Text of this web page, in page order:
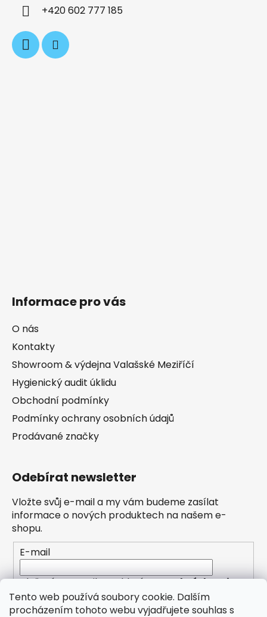
Tento web používá soubory cookie. Dalším
procházením tohoto webu vyjadřujete souhlas s
+420 602 777 185
Informace pro vás
O nás
Kontakty
Showroom & výdejna Valašské Meziříčí
Hygienický audit úklidu
Obchodní podmínky
Podmínky ochrany osobních údajů
Prodávané značky
Odebírat newsletter
Vložte svůj e-mail a my vám budeme zasílat
informace o nových produktech na našem e-
shopu.
E-mail
Vložením e-mailu souhlasíte spodmínkami
ochrany osobních údajů